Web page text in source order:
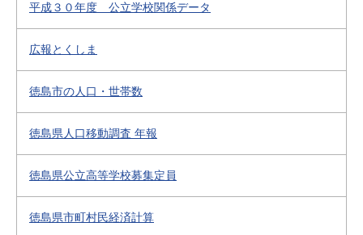
平成３０年度 公立学校関係データ
広報とくしま
徳島市の人口・世帯数
徳島県人口移動調査 年報
徳島県公立高等学校募集定員
徳島県市町村民経済計算